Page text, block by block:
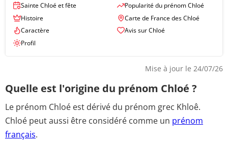
Sainte Chloé et fête
Histoire
Caractère
Profil
Popularité du prénom Chloé
Carte de France des Chloé
Avis sur Chloé
Mise à jour le 24/07/26
Quelle est l'origine du prénom Chloé ?
Le prénom Chloé est dérivé du prénom grec Khloê.
Chloé peut aussi être considéré comme un prénom
français.